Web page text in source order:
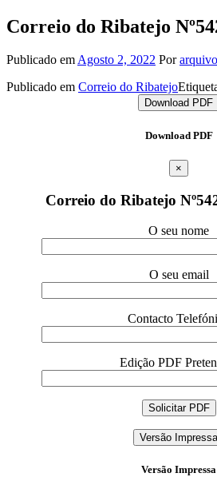
Correio do Ribatejo
Publicado emAgosto 2, 2022 Porarquivo
Publicado em Correio do Ribatejo
Download PDF
Download PDF
×
Correio do Ribatejo
O seu nome
O seu email
Contacto
Edição PDF
Versão Impressa
Versão Impressa